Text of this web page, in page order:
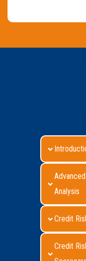
Analysis
Credit
Credit